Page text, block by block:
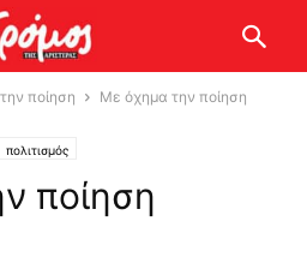
ποίηση
Με όχημα την ποίηση
πολιτισμός
ποίηση